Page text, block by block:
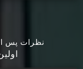
نظرات پس